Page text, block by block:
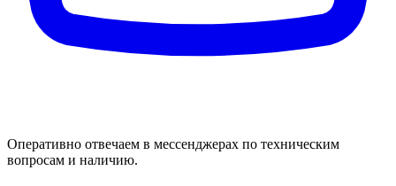
Оперативно отвечаем в мессенджерах по техническим
вопросам и наличию.